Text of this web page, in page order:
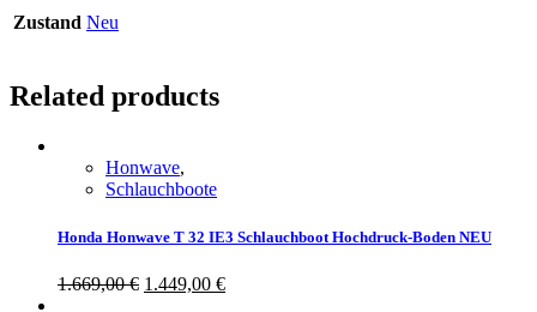
Zustand Neu
Related products
Honwave,
Schlauchboote
Honda Honwave T 32 IE3 Schlauchboot Hochdruck-Boden NEU
1.669,00€ 1.449,00 €